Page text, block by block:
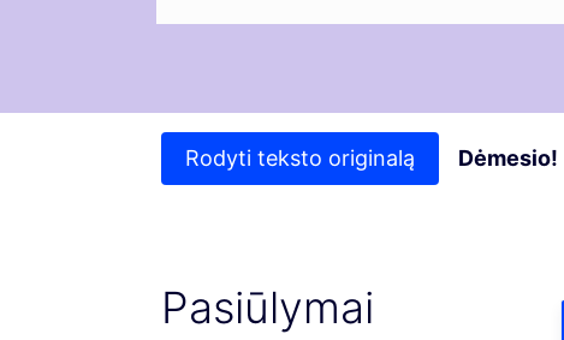
Rodyti teksto originalą Dėmesio!
Pasiūlymai